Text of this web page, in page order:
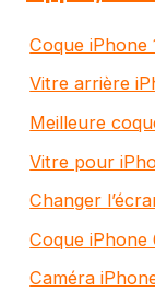
Coque
Vitre arrière
Meilleure
Vitre pour
Changer
Coque iPhone
Caméra